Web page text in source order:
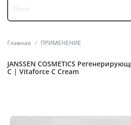
Главная ПРИМЕНЕНИЕ
JANSSEN COSMETICS
С | Vitaforce C Cream